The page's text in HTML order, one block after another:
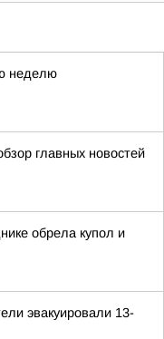
неделю
главных новостей
обрела купол и
эвакуировали 13-